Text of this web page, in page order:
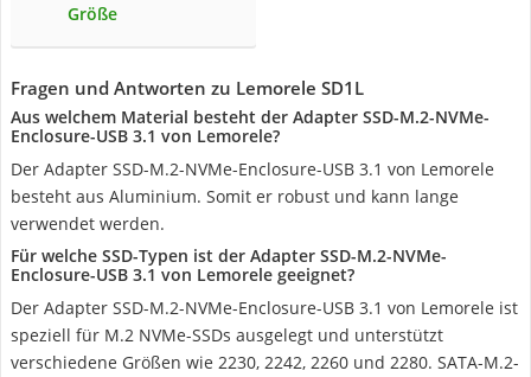
Größe
Fragen und Antworten zu Lemorele SD1L
Aus welchem Material besteht der Adapter SSD-M.2-NVMe-
Enclosure-USB 3.1 von Lemorele?
Der Adapter SSD-M.2-NVMe-Enclosure-USB 3.1 von Lemorele
besteht aus Aluminium. Somit er robust und kann lange
verwendet werden.
Für welche SSD-Typen ist der Adapter SSD-M.2-NVMe-
Enclosure-USB 3.1 von Lemorele geeignet?
Der Adapter SSD-M.2-NVMe-Enclosure-USB 3.1 von Lemorele ist
speziell für M.2 NVMe-SSDs ausgelegt und unterstützt
verschiedene Größen wie 2230, 2242, 2260 und 2280. SATA-M.2-